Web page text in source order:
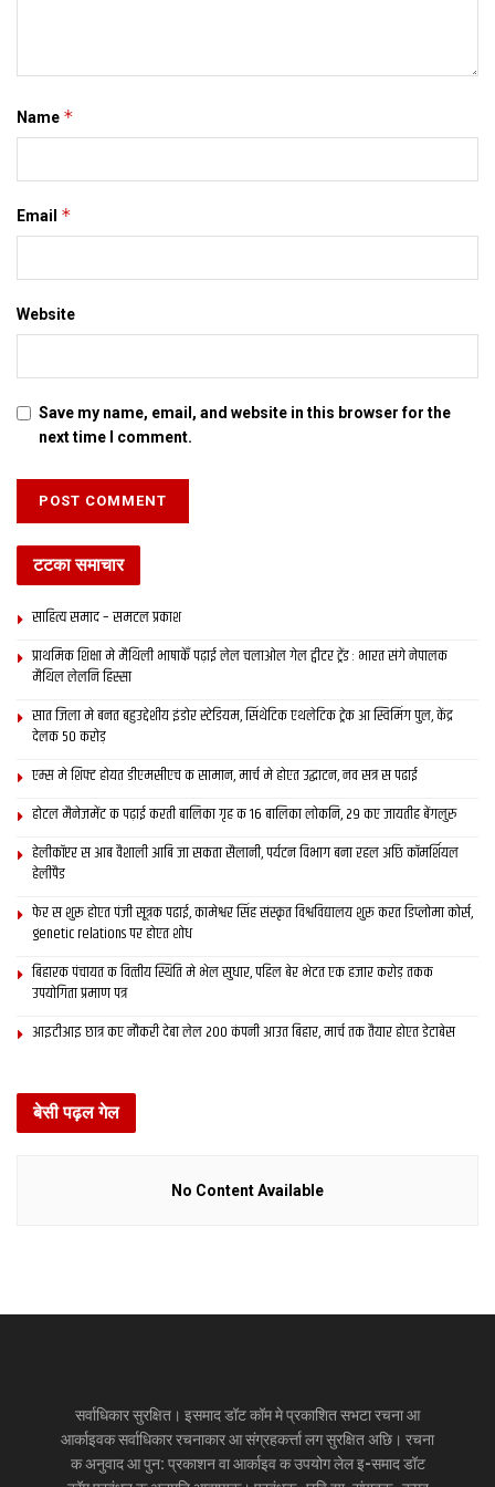
विकास एवं सामाजिक परिवर्तन संस्थान कए चालू वर्ष मे 66.67 लाख क
Name *
Email *
Website
Save my name, email, and website in this browser for the
next time I comment.
टटका समाचार
साहित्य समाद – समटल प्रकाश
प्राथमिक शि‍क्षा मे मैथि‍ली भाषाकेँ पढ़ाई लेल चलाओल गेल ट्वीटर ट्रेंड : भारत संगे नेपालक
मैथिल लेलनि हिस्सा
सात जिला मे बनत बहुउद्देशीय इंडोर स्‍टेडि‍यम, सिंथेटिक एथलेटिक ट्रेक आ स्विमिंग पुल, केंद्र
देलक 50 करोड़
एम्स मे शिफ्ट होयत डीएमसीएच क सामान, मार्च मे होएत उद्घाटन, नव सत्र स पढाई
होटल मैनेजमेंट क पढ़ाई करती बालिका गृह क 16 बालिका लोकनि, 29 कए जायतीह बेंगलुरु
हेलीकॉप्टर स आब वैशाली आबि जा सकता सैलानी, पर्यटन विभाग बना रहल अछि कॉमर्शियल
हेलीपैड
फेर स शुरू होएत पंजी सूत्रक पढाई, कामेश्वर सिंह संस्कृत विश्वविद्यालय शुरू करत डिप्लोमा कोर्स,
genetic relations पर होएत शोध
बिहारक पंचायत क वित्‍तीय स्थिति मे भेल सुधार, पहिल बेर भेटत एक हजार करोड़ तकक
उपयोगिता प्रमाण पत्र
आइटीआइ छात्र कए नौकरी देबा लेल 200 कंपनी आउत बिहार, मार्च तक तैयार होएत डेटाबेस
बेसी पढ़ल गेल
No Content Available
सर्वाधिकार सुरक्षित। इसमाद डॉट कॉम मे प्रकाशित सभटा रचना आ
आर्काइवक सर्वाधिकार रचनाकार आ संग्रहकर्त्ता लग सुरक्षित अछि। रचना
क अनुवाद आ पुन: प्रकाशन वा आर्काइव क उपयोग लेल इ-समाद डॉट